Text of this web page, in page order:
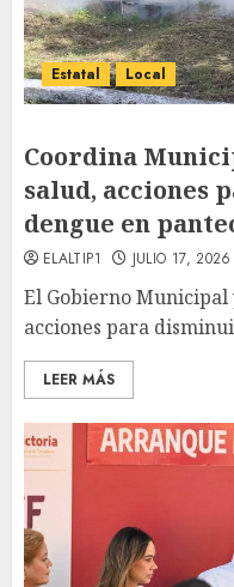
Estatal Local
Coordina
salud, acciones
dengue en
ELALTIP1 JULIO 17, 2026
El Gobierno
acciones para
LEER MÁS